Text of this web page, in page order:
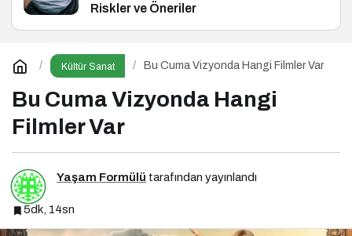
Riskler ve Öneriler
Kültür Sanat Bu Cuma Vizyonda Hangi Filmler Var
Bu Cuma Vizyonda Hangi
Filmler Var
Yaşam Formülü tarafından yayınlandı
5dk, 14sn